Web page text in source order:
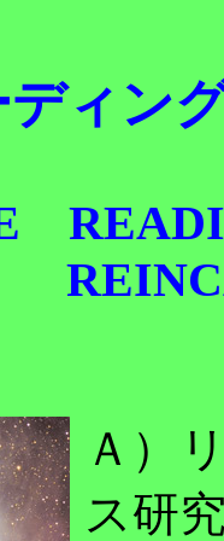
ィン
Ａ）
ス研